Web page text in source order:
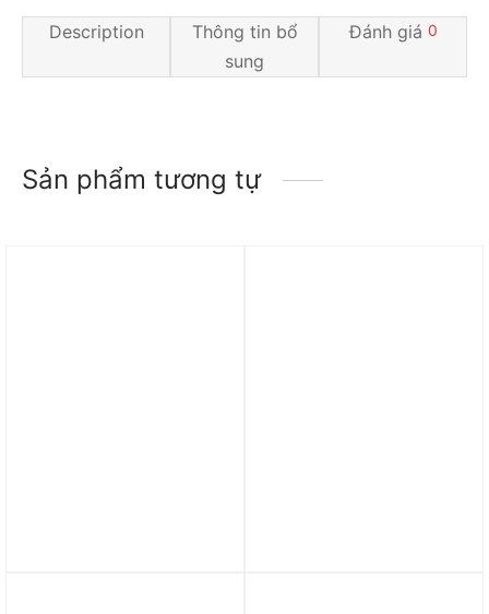
Description
Thông tin bổ
sung
Đánh giá 0
Sản phẩm tương tự